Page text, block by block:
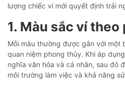
lượng chiếc ví mới quyết định trải
1. Màu sắc ví
Mỗi màu thường được gắn với một
quan niệm phong thủy. Khi áp
nghĩa văn hóa và cá nhân, sau đó
môi trường làm việc và khả năng